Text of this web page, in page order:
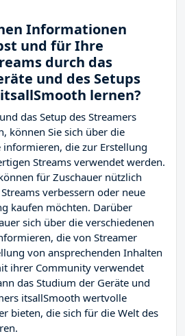
Informationen
und für Ihre
durch das
und des Setups
lernen?
das Setup des Streamers
können Sie sich über die
informieren, die zur Erstellung
Streams verwendet werden.
für Zuschauer nützlich
verbessern oder neue
kaufen möchten. Darüber
sich über die verschiedenen
die von Streamer
von ansprechenden Inhalten
ihrer Community verwendet
das Studium der Geräte und
itsallSmooth wertvolle
bieten, die sich für die Welt des